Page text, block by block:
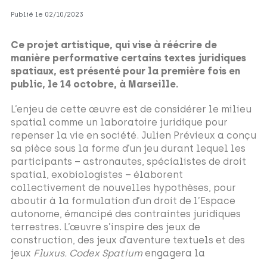
Publié le 02/10/2023
Ce projet artistique, qui vise à réécrire de
manière performative certains textes juridiques
spatiaux, est présenté pour la première fois en
public, le 14 octobre, à Marseille.
L’enjeu de cette œuvre est de considérer le milieu
spatial comme un laboratoire juridique pour
repenser la vie en société. Julien Prévieux a conçu
sa pièce sous la forme d’un jeu durant lequel les
participants – astronautes, spécialistes de droit
spatial, exobiologistes – élaborent
collectivement de nouvelles hypothèses, pour
aboutir à la formulation d’un droit de l’Espace
autonome, émancipé des contraintes juridiques
terrestres. L’œuvre s’inspire des jeux de
construction, des jeux d’aventure textuels et des
jeux Fluxus. Codex Spatium engagera la